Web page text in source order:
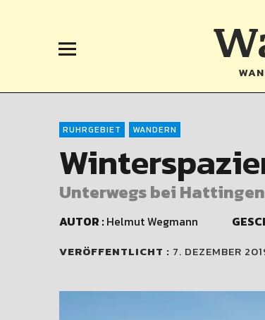
RUHRGEBIET WANDERN
Unterwegs bei
AUTOR :Helmut Wegmann
VERÖFFENTLICHT : 7. DEZEMBER